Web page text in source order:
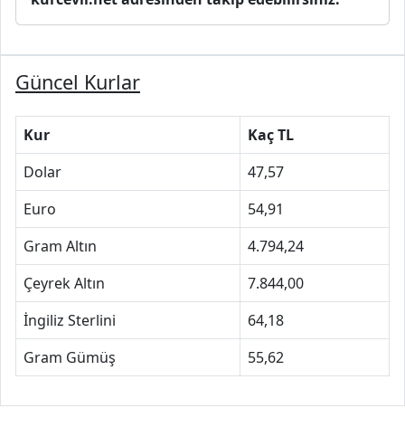
Güncel Kurlar
Kur
Kaç TL
Dolar
47,57
Euro
54,91
Gram Altın
4.794,24
Çeyrek Altın
7.844,00
İngiliz Sterlini
64,18
Gram Gümüş
55,62